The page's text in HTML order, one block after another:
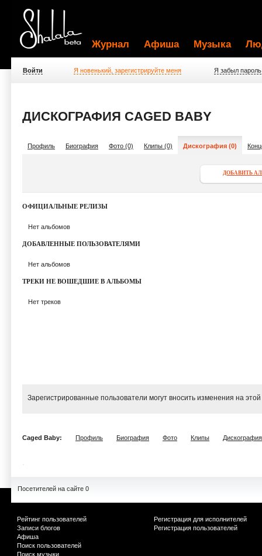
Журнал Афиша Музыка
Войти Я новенький, зарегистрируйте меня Я забыл пароль
ДИСКОГРАФИЯ CAGED BABY
Профиль Биография Фото (0) Клипы (0) Дискография (0)
ДОБАВИТЬ
ОФИЦИАЛЬНЫЕ РЕЛИЗЫ
Нет альбомов
ДОБАВЛЕННЫЕ ПОЛЬЗОВАТЕЛЯМИ
Нет альбомов
ТРЕКИ НЕ ВОШЕДШИЕ В АЛЬБОМЫ
Нет треков
Зарегистрированные пользователи могут вносить изменения на
Caged Baby: Профиль Биография Фото Клипы Дискография
Посетителей на сайте 0
Рейтинг пользователей
Записи блогов
Афиша
Поиск пользователей
Поиск музыки
Регистрация для исполнителей
Регистрация пользователей